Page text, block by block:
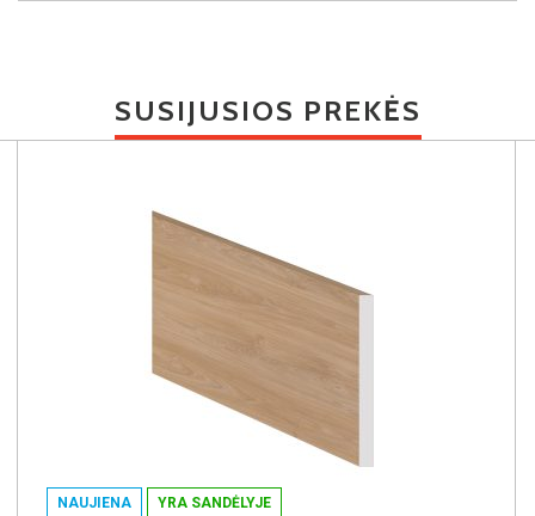
SUSIJUSIOS PREKĖS
NAUJIENA YRA SANDĖLYJE